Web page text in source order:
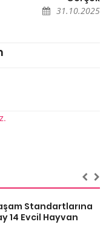
31.10.2025
Standartlarına
14 Evcil Hayvan